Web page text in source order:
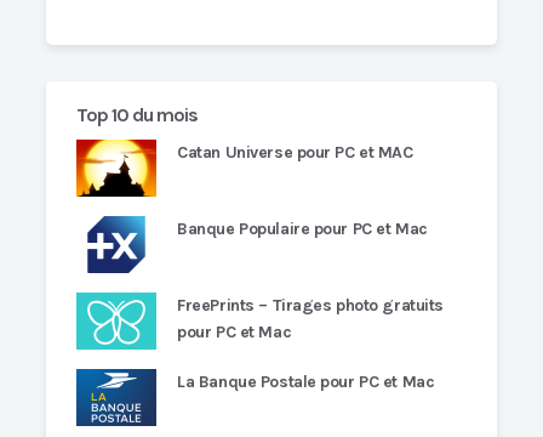
Top 10 du mois
Catan Universe pour PC et MAC
Banque Populaire pour PC et Mac
FreePrints – Tirages photo gratuits
pour PC et Mac
La Banque Postale pour PC et Mac